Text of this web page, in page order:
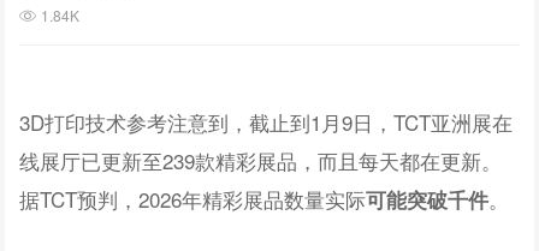
1.84K
3D打印技术参考注意到，截止到1月9日，TCT亚洲展在
线展厅已更新至239款精彩展品，而且每天都在更新。
据TCT预判，2026年精彩展品数量实际可能突破千件。